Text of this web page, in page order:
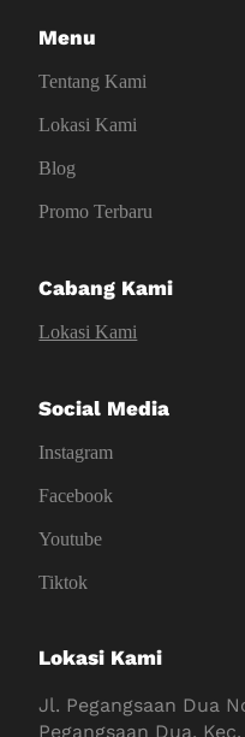
Menu
Tentang Kami
Lokasi Kami
Blog
Promo Terbaru
Cabang Kami
Lokasi Kami
Social Media
Instagram
Facebook
Youtube
Tiktok
Lokasi Kami
Jl. Pegangsaan Dua
Pegangsaan Dua,